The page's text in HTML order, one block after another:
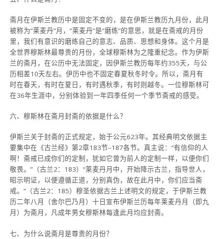
斋月在伊斯兰教历中是固定不变的，是在伊斯兰教历九月份，此月
被称为“莱麦丹”月，“莱麦丹”是“磨练”的意思，就是在斋戒的月份
里，我们有意识的磨练自己的意志、品质、思想和身体。这个月是
全世界穆斯林最尊贵的月份，全球穆斯林为之隆重纪念。作为伊斯
兰的斋月，在公历中无法固定，因伊斯兰教历每年约355天，与公
历相差10天左右。伊历中也不固定春夏秋冬时令。所以，斋月有
时在春天，有时在夏日，有时遇秋季，有时则越冬。一位穆斯林可
在36年生涯中，分别体验到一年四季任何一个季节斋戒的感受。
六、穆斯林在斋月封斋的依据是什么？
伊斯兰关于封斋的正式规定，始于公元623年。其经典明文依据主
要集中在《古兰经》第2章183节–187各节。真主说：“有信仰的人
啊！斋戒已成你们的定制，犹如它曾为前人的定制一样，以便你们
敬畏。”（古兰2：183）“莱麦丹月中，开始降示古兰，指导世人，
昭示明证，以便遵循正道，分别真伪，故在此月中，你们应当斋
戒。”（古兰2：185）穆圣依据古兰上述明文的规定，于伊斯兰教
历二年八月（舍尔巴乃月）十日宣布伊斯兰历每年莱麦丹月（即九
月）为斋月，凡成年男女穆斯林每逢此月均应封斋。
七、为什么说斋月是尊贵的月份？